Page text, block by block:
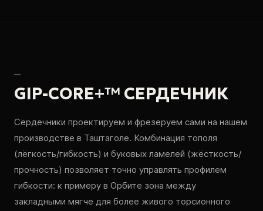
—
GIP-CORE+™ СЕРДЕЧНИК
Сердечники проектируем и фрезеруем сами на нашем
производстве в Таштаголе. Комбинация тополя
(лёгкость/гибкость) и буковых ламелей (жёсткость/
прочность) позволяет точно управлять профилем
гибкости: к примеру в Орбите зона между
закладными мягче для более живого торсионного